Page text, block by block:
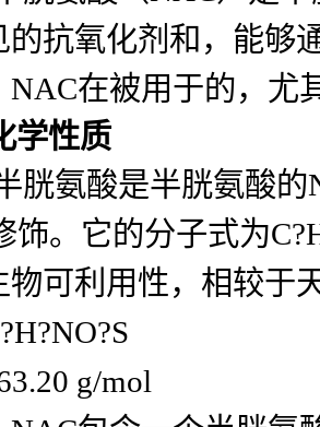
的抗氧化剂和，能够
NAC在被用于的，尤
学性质
胱氨酸是半胱氨酸
饰。它的分子式为
物可利用性，相较于
g/mol